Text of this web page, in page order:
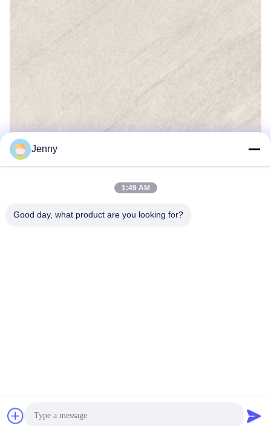
Jenny
1:49 AM
Good day, what product are you looking for?